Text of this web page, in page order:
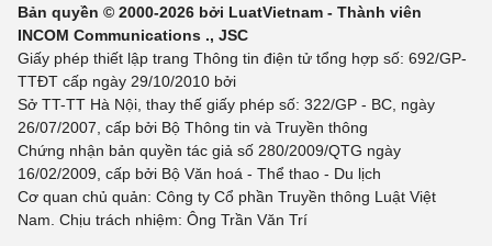
Bản quyền © 2000-2026 bởi LuatVietnam - Thành viên
INCOM Communications ., JSC
Giấy phép thiết lập trang Thông tin điện tử tổng hợp số: 692/GP-
TTĐT cấp ngày 29/10/2010 bởi
Sở TT-TT Hà Nội, thay thế giấy phép số: 322/GP - BC, ngày
26/07/2007, cấp bởi Bộ Thông tin và Truyền thông
Chứng nhận bản quyền tác giả số 280/2009/QTG ngày
16/02/2009, cấp bởi Bộ Văn hoá - Thể thao - Du lịch
Cơ quan chủ quản: Công ty Cổ phần Truyền thông Luật Việt
Nam. Chịu trách nhiệm: Ông Trần Văn Trí